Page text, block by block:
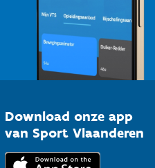
Download onze app
van Sport Vlaanderen